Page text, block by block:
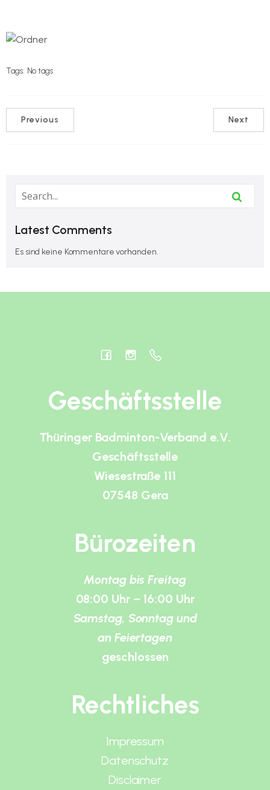
Tags: No tags
Previous Next
Latest Comments
Es sind keine Kommentare vorhanden.
Geschäftsstelle
Thüringer Badminton-Verband e.V.
Geschäftsstelle
Wiesestraße 111
07548 Gera
Bürozeiten
Montag bis Freitag
08:00 Uhr – 16:00 Uhr
Samstag, Sonntag und
an Feiertagen
geschlossen
Rechtliches
Impressum
Datenschutz
Disclaimer